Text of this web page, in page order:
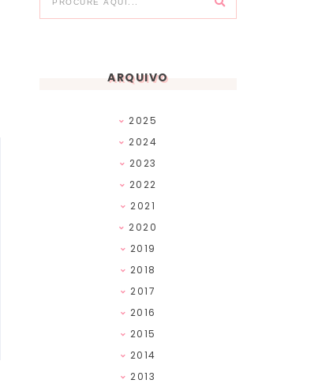
ARQUIVO
2025
2024
2023
2022
2021
2020
2019
2018
2017
2016
2015
2014
2013